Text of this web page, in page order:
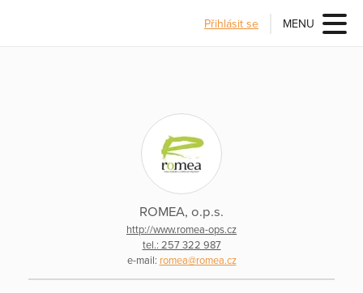
Přihlásit se MENU
ROMEA, o.p.s.
http://www.romea-ops.cz
tel.: 257 322 987
e-mail: romea@romea.cz